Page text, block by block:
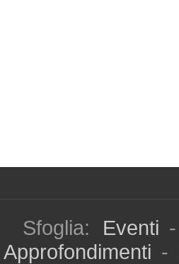
Sfoglia: Eventi -
Approfondimenti -